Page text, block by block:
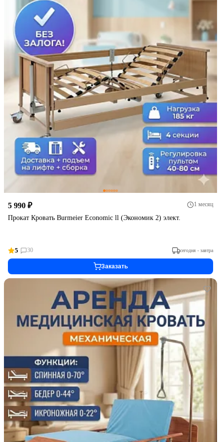
5 990 ₽ 1 месяц
Прокат Кровать Burmeier Economic ll (Экономик 2) элект.
5 30 сегодня - завтра
Заказать